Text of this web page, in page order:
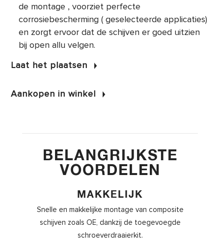
de montage , voorziet perfecte
corrosiebescherming ( geselecteerde applicaties)
en zorgt ervoor dat de schijven er goed uitzien
bij open allu velgen.
Laat het plaatsen
Aankopen in winkel
BELANGRIJKSTE
VOORDELEN
MAKKELIJK
Snelle en makkelijke montage van composite
schijven zoals OE, dankzij de toegevoegde
schroeverdraaierkit.